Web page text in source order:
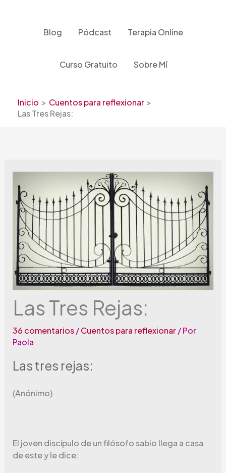
Blog Pódcast Terapia Online
Curso Gratuito Sobre Mí
Inicio
Cuentos para reflexionar
Las Tres Rejas:
Las Tres Rejas:
36 comentarios /Cuentos para reflexionar/ Por
Paola
Las tres rejas:
(Anónimo)
El joven discípulo de un filósofo sabio llega a casa
de este y le dice: